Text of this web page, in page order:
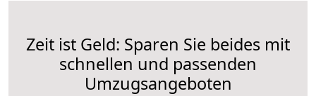
Zeit ist Geld: Sparen Sie beides mit
schnellen und passenden
Umzugsangeboten